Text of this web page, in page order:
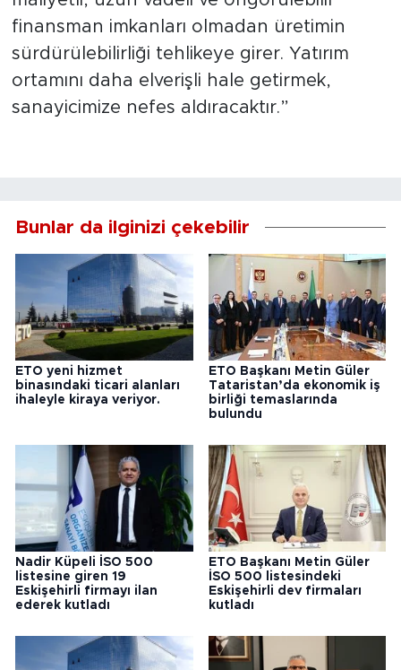
finansman imkanları olmadan üretimin
sürdürülebilirliği tehlikeye girer. Yatırım
ortamını daha elverişli hale getirmek,
sanayicimize nefes aldıracaktır.”
Bunlar da ilginizi çekebilir
ETO yeni hizmet
binasındaki ticari alanları
ihaleyle kiraya veriyor.
ETO Başkanı Metin Güler
Tataristan’da ekonomik iş
birliği temaslarında
bulundu
Nadir Küpeli İSO 500
listesine giren 19
Eskişehirli firmayı ilan
ederek kutladı
ETO Başkanı Metin Güler
İSO 500 listesindeki
Eskişehirli dev firmaları
kutladı